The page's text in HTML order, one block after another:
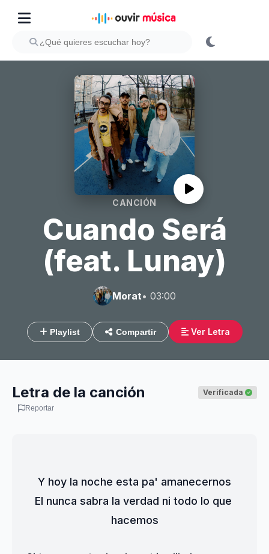
CANCIÓN
Cuando Será
(feat. Lunay)
Morat• 03:00
Playlist Compartir Ver Letra
Letra de la canción Verificada
Reportar
Y hoy la noche esta pa' amanecernos
El nunca sabra la verdad ni todo lo que
hacemos